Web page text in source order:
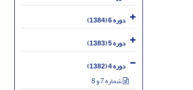
دوره 6 (1384)
دوره 5 (1383)
دوره 4 (1382)
شماره 7 و 8